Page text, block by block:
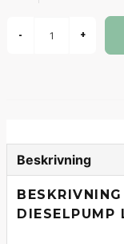
- +
Beskrivning
DIESELPUMP